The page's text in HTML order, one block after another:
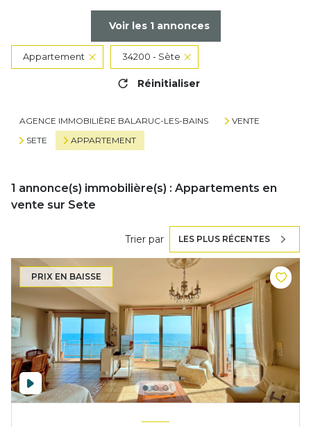
Voir les 1annonces
Appartement 34200 - Sète
Réinitialiser
AGENCE IMMOBILIÈRE BALARUC-LES-BAINS
VENTE
SETE
APPARTEMENT
1 annonce(s) immobilière(s) : Appartements en
vente sur Sete
Trier par LES PLUS RÉCENTES
PRIX EN BAISSE